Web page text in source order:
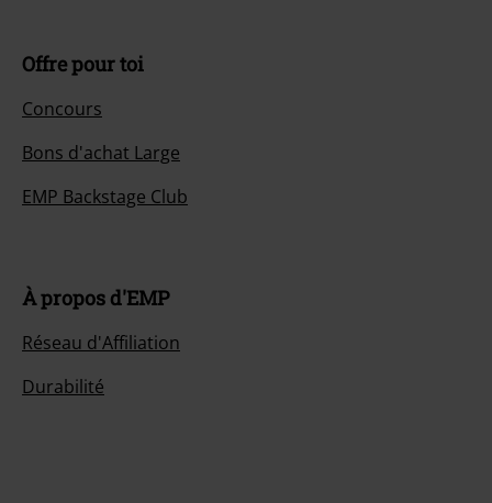
Offre pour toi
Concours
Bons d'achat Large
EMP Backstage Club
À propos d'EMP
Réseau d'Affiliation
Durabilité